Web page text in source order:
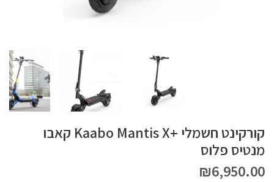
אספקה
קורקינט חשמלי +Kaabo Mantis X קאבו
מנטיס פלוס
₪6,950.00